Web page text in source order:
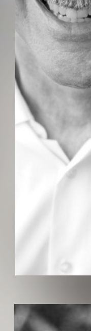
דוד שפירו- שירים ולחן